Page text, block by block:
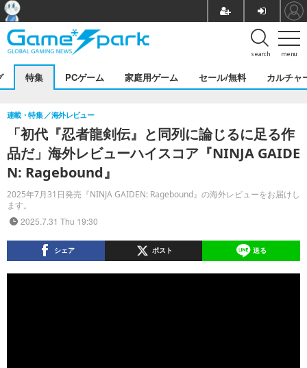
menu
search
特集 PCゲーム 家庭用ゲーム セール/無料 カルチャ
「初代『忍者龍剣伝』と同列に論じるに足る作
品だ」海外レビューハイスコア『NINJA GAIDE
N: Ragebound』
2025年7月31日発売『NINJA GAIDEN: Ragebound』の海外レビューをお届けし
ます。
連載・特集 海外レビュー
2025.7.31 Thu 19:30
シェア ポスト 送る